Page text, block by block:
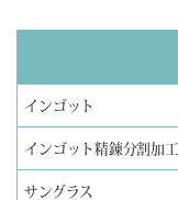
インゴット
インゴット精錬分割加工
サングラス